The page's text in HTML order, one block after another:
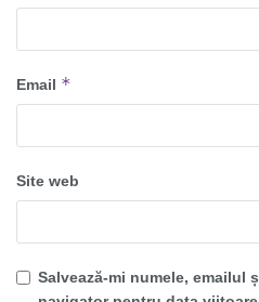
Email *
Site web
Salvează-mi numele, emailul